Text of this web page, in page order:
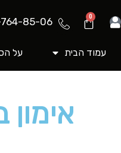
0
85-06
עמוד הבית על